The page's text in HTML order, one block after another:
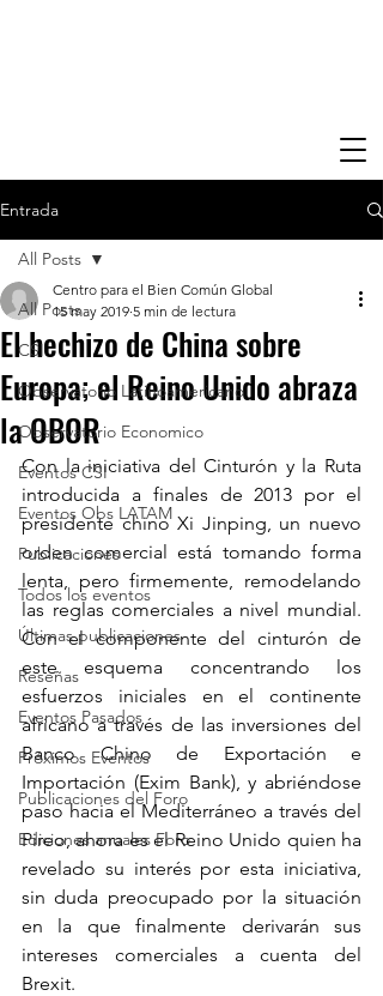
Entrada
All Posts
CSI
Observatorio Latinoamericano
Observatorio Economico
Eventos CSI
Eventos Obs LATAM
Publicaciones
Todos los eventos
Últimas publicaciones
Reseñas
Eventos Pasados
Próximos Eventos
Publicaciones del Foro
Ediciones anuales Foro
All Posts
El hechizo de China sobre
Europa; el Reino Unido abraza
la OBOR
Centro para el Bien Común Global
15 may 2019 5 min de lectura
Con la iniciativa del Cinturón y la Ruta
introducida a finales de 2013 por el
presidente chino Xi Jinping, un nuevo
orden comercial está tomando forma
lenta, pero firmemente, remodelando
las reglas comerciales a nivel mundial.
Con el componente del cinturón de
este esquema concentrando los
esfuerzos iniciales en el continente
africano a través de las inversiones del
Banco Chino de Exportación e
Importación (Exim Bank), y abriéndose
paso hacia el Mediterráneo a través del
Pireo, ahora es el Reino Unido quien ha
revelado su interés por esta iniciativa,
sin duda preocupado por la situación
en la que finalmente derivarán sus
intereses comerciales a cuenta del
Brexit.